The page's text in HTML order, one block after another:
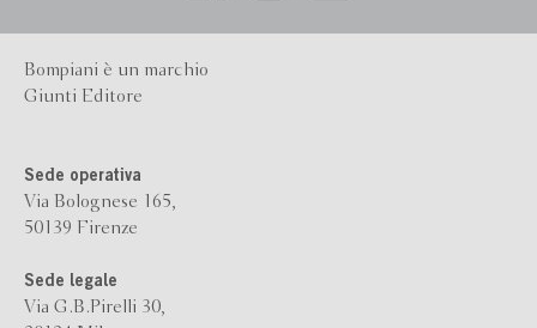
Bompiani è un marchio
Giunti Editore
Sede operativa
Via Bolognese 165,
50139 Firenze
Sede legale
Via G.B.Pirelli 30,